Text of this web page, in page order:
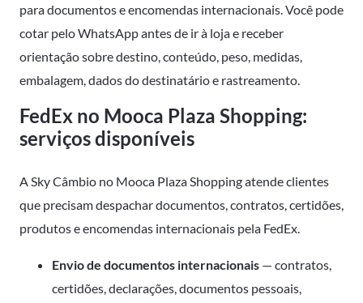
para documentos e encomendas internacionais. Você pode
cotar pelo WhatsApp antes de ir à loja e receber
orientação sobre destino, conteúdo, peso, medidas,
embalagem, dados do destinatário e rastreamento.
FedEx no Mooca Plaza Shopping:
serviços disponíveis
A Sky Câmbio no Mooca Plaza Shopping atende clientes
que precisam despachar documentos, contratos, certidões,
produtos e encomendas internacionais pela FedEx.
Envio de documentos internacionais — contratos,
certidões, declarações, documentos pessoais,